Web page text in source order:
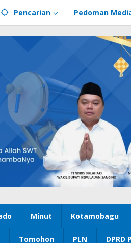
Pencarian Pedoman
Minut Kotamobagu
Tomohon PLN DPRD